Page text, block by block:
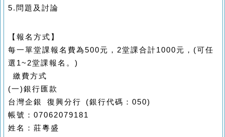
5. 問題及討論
【報名方式】
每一單堂課報名費為500元， 2堂課合計1000元， (可任
選 1~2堂課報名。 )
繳費方式
(一)銀行匯款
台灣企銀
復興分行 (銀行代碼：050)
帳號： 07062079181
姓名：莊粵盛